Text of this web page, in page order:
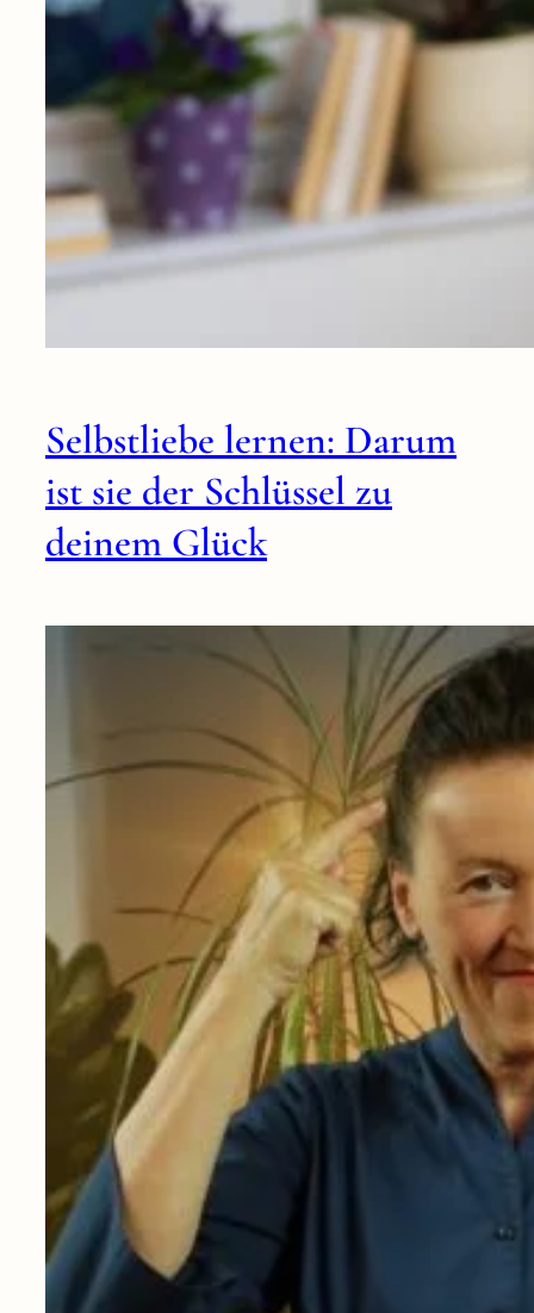
Selbstliebe lernen: Darum
ist sie der Schlüssel zu
deinem Glück